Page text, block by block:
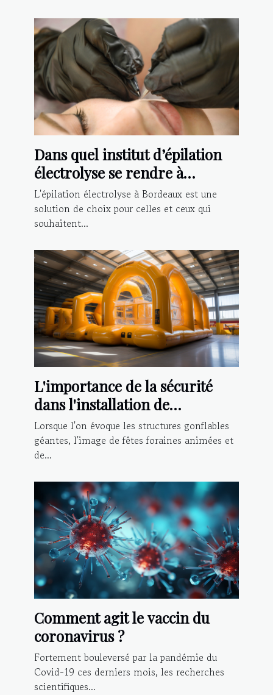
Dans quel institut d’épilation
électrolyse se rendre à
Bordeaux ?
L'épilation électrolyse à Bordeaux est une
solution de choix pour celles et ceux qui
souhaitent...
L'importance de la sécurité
dans l'installation de
structures gonflables géantes
Lorsque l'on évoque les structures gonflables
géantes, l'image de fêtes foraines animées et
de...
Comment agit le vaccin du
coronavirus ?
Fortement bouleversé par la pandémie du
Covid-19 ces derniers mois, les recherches
scientifiques...